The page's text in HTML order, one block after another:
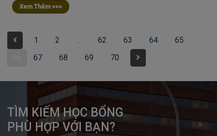
Xem Thêm >>>
1 2 ... 62 63 64
65
67 68 69 70
TÌM KIẾM HỌC BỔNG
PHÙ HỢP VỚI BẠN?